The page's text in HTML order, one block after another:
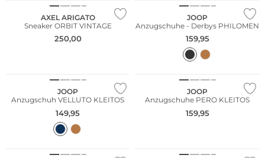
AXEL ARIGATO
Sneaker ORBIT VINTAGE
250,00
JOOP
Anzugschuhe - Derbys PHILOMEN
159,95
JOOP
Anzugschuh VELLUTO KLEITOS
149,95
JOOP
Anzugschuhe PERO KLEITOS
159,95